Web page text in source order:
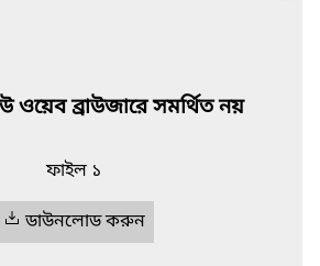
ওয়েব ব্রাউজারে সমর্থিত নয়
ফাইল ১
ডাউনলোড করুন